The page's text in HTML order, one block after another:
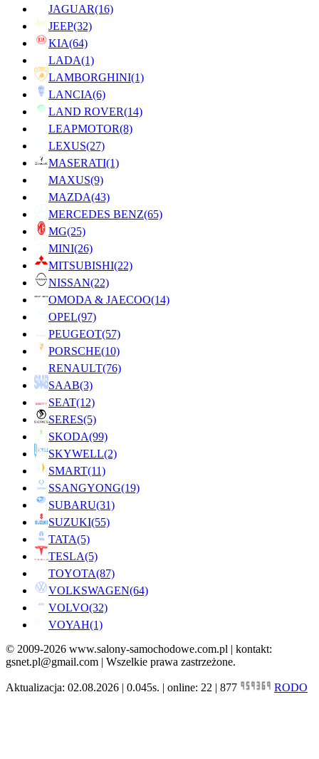
JAGUAR(16)
JEEP(32)
KIA(64)
LADA(1)
LAMBORGHINI(1)
LANCIA(6)
LAND ROVER(14)
LEAPMOTOR(8)
LEXUS(27)
MASERATI(1)
MAXUS(9)
MAZDA(43)
MERCEDES BENZ(65)
MG(25)
MINI(26)
MITSUBISHI(22)
NISSAN(22)
OMODA & JAECOO(14)
OPEL(97)
PEUGEOT(57)
PORSCHE(10)
RENAULT(76)
SAAB(3)
SEAT(12)
SERES(5)
SKODA(99)
SKYWELL(2)
SMART(11)
SSANGYONG(19)
SUBARU(31)
SUZUKI(55)
TATA(5)
TESLA(5)
TOYOTA(87)
VOLKSWAGEN(64)
VOLVO(32)
VOYAH(1)
© 2009-2026 www.salony-samochodowe.com.pl | kontakt:
gsnet.pl@gmail.com | Wszelkie prawa zastrzeżone.
Aktualizacja: 02.08.2026 | 0.045s. | online: 22 | 877 RODO